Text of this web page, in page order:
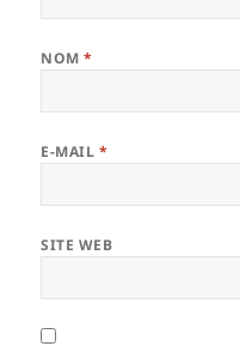
NOM*
E-MAIL *
SITE WEB